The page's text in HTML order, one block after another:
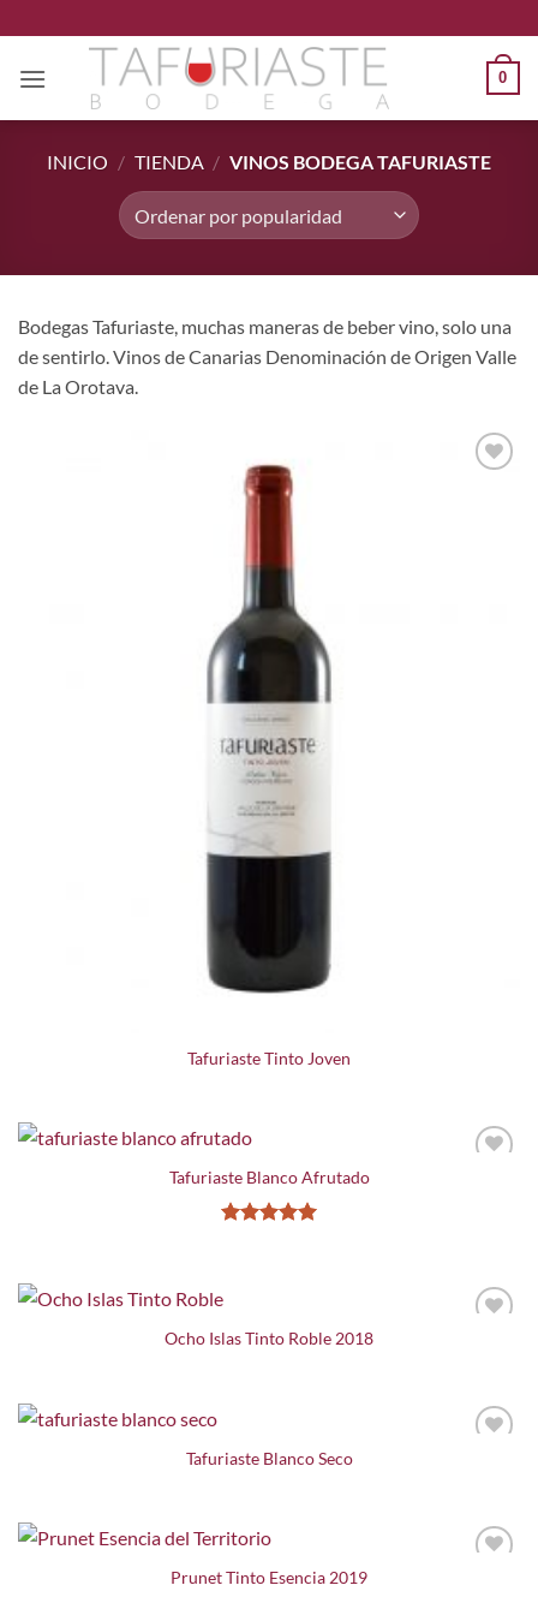
al
contenido
0
INICIO / TIENDA / VINOS BODEGA TAFURIASTE
Bodegas Tafuriaste, muchas maneras de beber vino, solo una
de sentirlo. Vinos de Canarias Denominación de Origen Valle
de La Orotava.
Tafuriaste Tinto Joven
Tafuriaste Blanco Afrutado
Ocho Islas Tinto Roble 2018
Tafuriaste Blanco Seco
Prunet Tinto Esencia 2019